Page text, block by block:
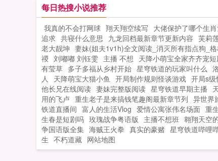
是文韬武略，弓射骑马，冲锋陷阵，震
边疆，连皇帝都赞一声好一个英雄少
什么？嫁人？女孩子才嫁人！呃，不
那个谁谁，先前你说喜欢我来着？...
每日热搜小说推荐
我真的不会打网球 翔天翔空续写 大佬保护了哪个生
追求 共寝什么意思 九龙回档最新章节更新内容 芙莉
老大靓坤 妻妹(姐夫1v1h)全文阅读_消灭所有指点狗_
禝 刘嘟嘟 刘钰雯 主播 不想 天降小萌宝全家齐齐宠短
有莹草 多子多福从乡村开始 星穹铁道的玩家叫什么
人
天降萌宝大猫小鱼 开局制作规则怪谈游戏 开局s
他长兄在线阅读 妻妹完整版阅读 星穹铁道早期主播
用的飞卢 重生老子是来搞钱笔趣阁最新章节列 异世界
铁道直播间 富人的生活Vlog 爱情公寓张伟名场面 重
生春是短剧吗 玫瑰战争粤语版 主播不想班 翱翔天空
争国语版全集 海贼王火拳 真实的豪赌 星穹铁道哔哩
生 不朽道藏 网站地图